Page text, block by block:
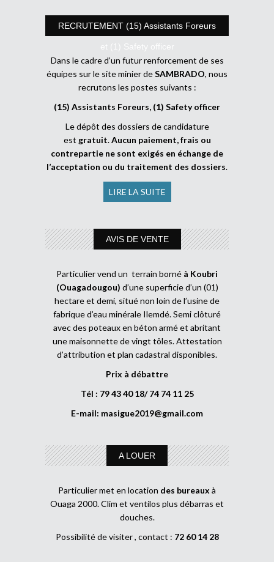
RECRUTEMENT (15) Assistants Foreurs
et (1) Safety officer
Dans le cadre d’un futur renforcement de ses
équipes sur le site minier deSAMBRADO, nous
recrutons les postes suivants :
(15) Assistants Foreurs, (1) Safety officer
Le dépôt des dossiers de candidature
est gratuit.Aucun paiement, frais ou
contrepartie ne sont exigés en échange de
l’acceptation ou du traitement des dossiers.
LIRE LA SUITE
AVIS DE VENTE
Particulier vend un terrain borné à Koubri
(Ouagadougou) d’une superficie d’un (01)
hectare et demi, situé non loin de l’usine de
fabrique d’eau minérale Ilemdé. Semi clôturé
avec des poteaux en béton armé et abritant
une maisonnette de vingt tôles. Attestation
d’attribution et plan cadastral disponibles.
Prix à débattre
Tél : 79 43 40 18/ 74 74 11 25
E-mail: masigue2019@gmail.com
A LOUER
Particulier met en location des bureaux à
Ouaga 2000. Clim et ventilos plus débarras et
douches.
Possibilité de visiter , contact : 72 60 14 28